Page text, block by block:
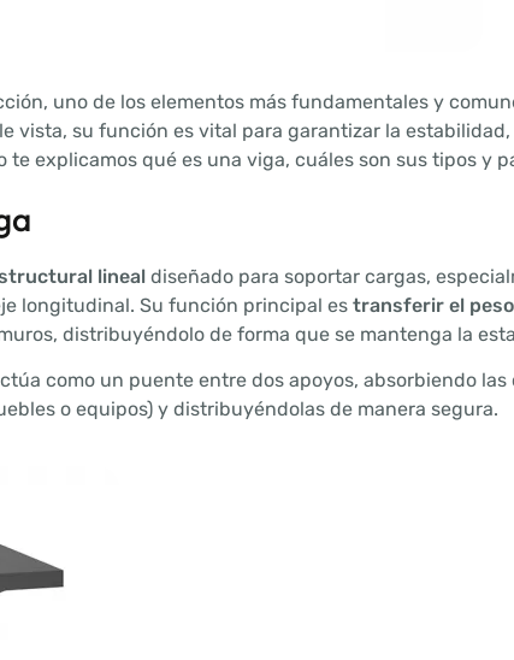
uno de los elementos más fundamentales y
vista, su función es vital para garantizar la
te explicamos qué es una viga, cuáles son sus tipos y
lineal diseñado para soportar cargas,
longitudinal. Su función principal es transferir el
distribuyéndolo de forma que se mantenga la
como un puente entre dos apoyos, absorbiendo
o equipos) y distribuyéndolas de manera segura.